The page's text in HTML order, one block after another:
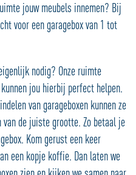
jouw meubels innemen? Bij
voor een garagebox van 1 tot
nodig? Onze ruimte
jou hierbij perfect helpen.
van garageboxen kunnen ze
de juiste grootte. Zo betaal je
Kom gerust een keer
een kopje koffie. Dan laten we